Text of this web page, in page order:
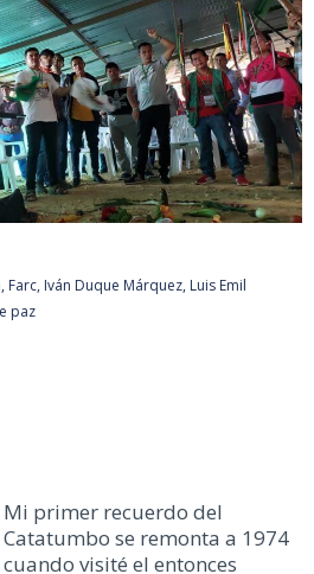
, Farc, Iván Duque Márquez, Luis Emil
paz
Mi primer recuerdo del
Catatumbo se remonta a 1974
cuando visité el entonces